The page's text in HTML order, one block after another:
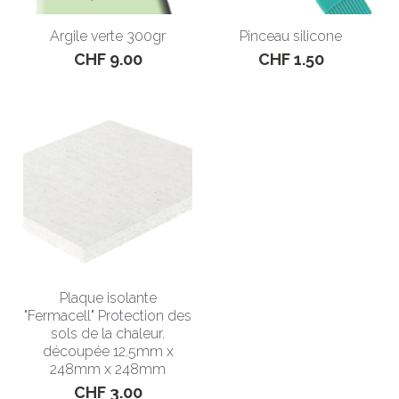
Qui sommes nous ?
Faire un Don
ENGLISH WEBSITE
Argile verte 300gr
CHF 9.00
Pinceau silicone
CHF 1.50
Plaque isolante
"Fermacell" Protection des
sols de la chaleur.
découpée 12.5mm x
248mm x 248mm
CHF 3.00